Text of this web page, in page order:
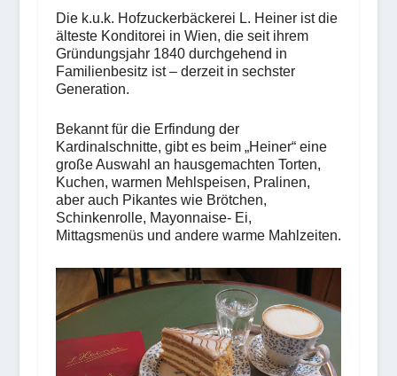
Die k.u.k. Hofzuckerbäckerei L. Heiner ist die
älteste Konditorei in Wien, die seit ihrem
Gründungsjahr 1840 durchgehend in
Familienbesitz ist – derzeit in sechster
Generation.
Bekannt für die Erfindung der
Kardinalschnitte, gibt es beim „Heiner“ eine
große Auswahl an hausgemachten Torten,
Kuchen, warmen Mehlspeisen, Pralinen,
aber auch Pikantes wie Brötchen,
Schinkenrolle, Mayonnaise- Ei,
Mittagsmenüs und andere warme Mahlzeiten.